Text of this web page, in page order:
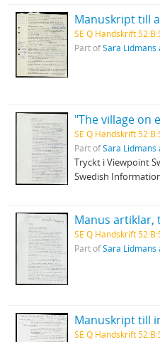
SE Q Handskrift
Part ofSara Lidmans
SE Q Handskrift
Part ofSara Lidmans
Tryckt i Viewpoint
Swedish
Manus artiklar,
SE Q Handskrift
Part ofSara Lidmans
SE Q Handskrift